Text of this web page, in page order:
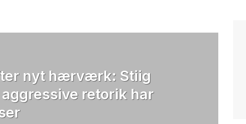
nyt hærværk: Stiig
retorik har